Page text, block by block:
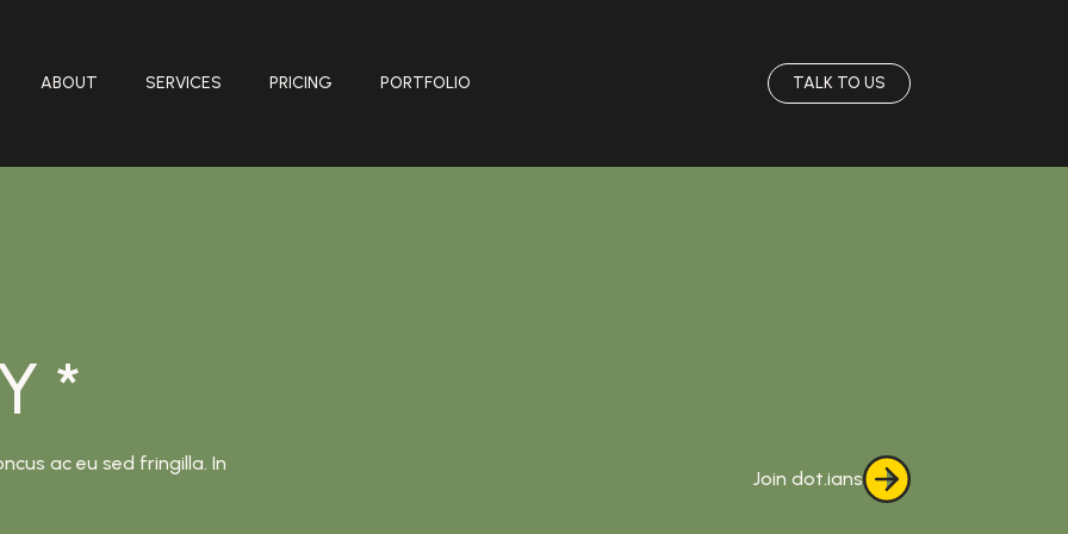
ABOUT SERVICES PRICING PORTFOLIO TALK TO US
*
ac eu sed fringilla. In
Join dot.ians